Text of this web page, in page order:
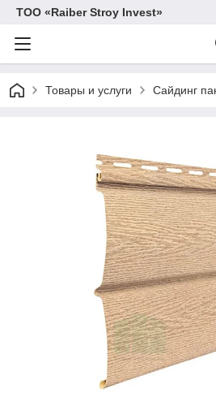
TOO «Raiber Stroy Invest»
Товары и услуги Сайдинг